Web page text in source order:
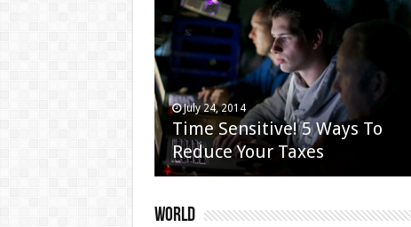
July 24, 2014
Time Sensitive! 5 Ways To
Reduce Your Taxes
May 24, 2014
Scientist Finds Breakthrough
Weight Loss Formula!
World